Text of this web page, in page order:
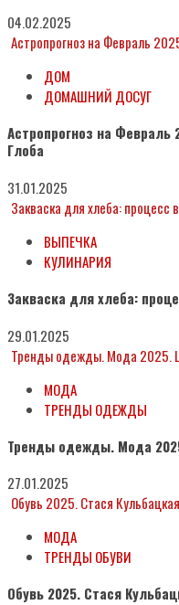
04.02.2025
Астропрогноз на Февраль
ДОМ
ДОМАШНИЙ ДОСУГ
Астропрогноз на Февраль
Глоба
31.01.2025
Закваска для хлеба:
ВЫПЕЧКА
КУЛИНАРИЯ
Закваска для хлеба:
29.01.2025
Тренды одежды. Мода 2025.
МОДА
ТРЕНДЫ ОДЕЖДЫ
Тренды одежды. Мода
27.01.2025
Обувь 2025. Стася
МОДА
ТРЕНДЫ ОБУВИ
Обувь 2025. Стася